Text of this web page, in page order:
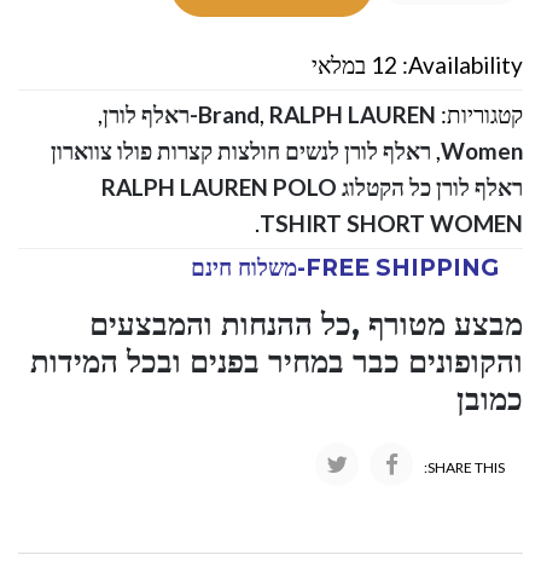
Availability: 12 במלאי
קטגוריות:
Brand, RALPH LAUREN-ראלף לורן
,
Women
, ראלף לורן לנשים חולצות קצרות פולו צווארון
ראלף לורן כל הקטלוג RALPH LAUREN POLO
TSHIRT SHORT WOMEN
.
FREE SHIPPING-משלוח חינם
מבצע מטורף ,כל ההנחות והמבצעים
והקופונים כבר במחיר בפנים ובכל המידות
כמובן
SHARE THIS: